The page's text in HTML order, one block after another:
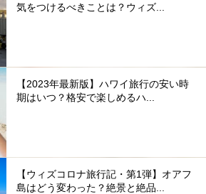
気をつけるべきことは？ウィズ...
【2023年最新版】ハワイ旅行の安い時
期はいつ？格安で楽しめるハ...
【ウィズコロナ旅行記・第1弾】オアフ
島はどう変わった？絶景と絶品...